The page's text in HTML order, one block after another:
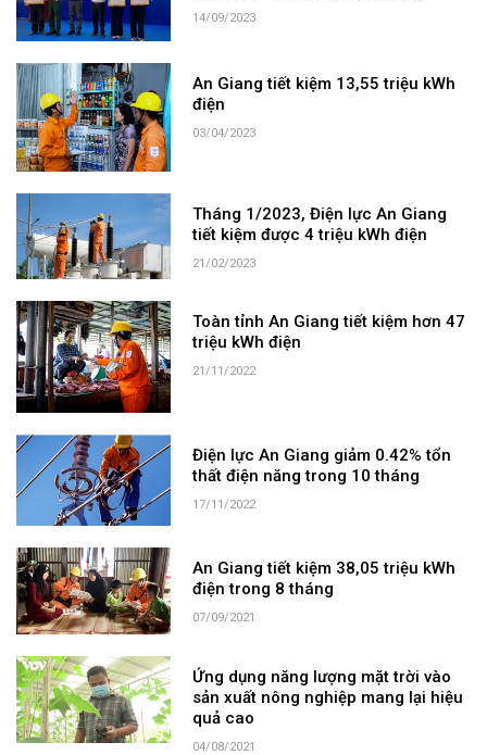
14/09/2023
An Giang tiết kiệm 13,55 triệu kWh
điện
03/04/2023
Tháng 1/2023, Điện lực An Giang
tiết kiệm được 4 triệu kWh điện
21/02/2023
Toàn tỉnh An Giang tiết kiệm hơn 47
triệu kWh điện
21/11/2022
Điện lực An Giang giảm 0.42% tổn
thất điện năng trong 10 tháng
17/11/2022
An Giang tiết kiệm 38,05 triệu kWh
điện trong 8 tháng
07/09/2021
Ứng dụng năng lượng mặt trời vào
sản xuất nông nghiệp mang lại hiệu
quả cao
04/08/2021